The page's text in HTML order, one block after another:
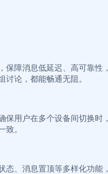
保障消息低延迟、高可靠性，
讨论，都能畅通无阻。
保用户在多个设备间切换时，
致。
态、消息置顶等多样化功能，